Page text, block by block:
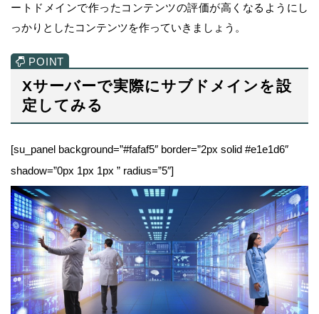
ートドメインで作ったコンテンツの評価が高くなるようにし
っかりとしたコンテンツを作っていきましょう。
Xサーバーで実際にサブドメインを設
定してみる
[su_panel background=”#fafaf5″ border=”2px solid #e1e1d6″
shadow=”0px 1px 1px ” radius=”5″]